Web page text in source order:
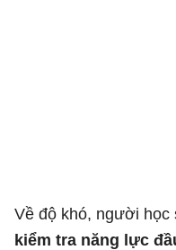
Về độ khó, người học
kiểm tra năng lực